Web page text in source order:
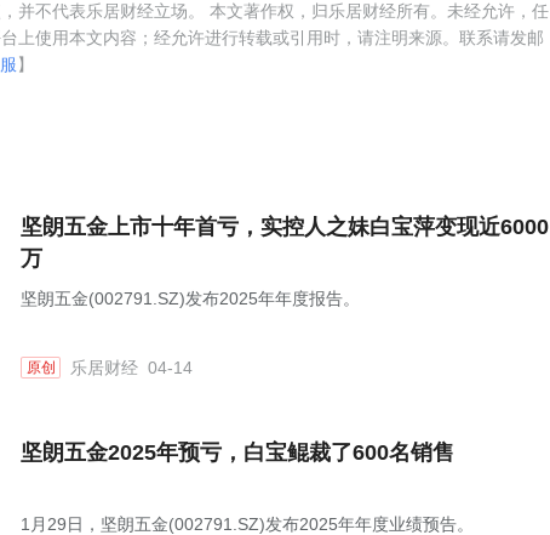
并不代表乐居财经立场。 本文著作权，归乐居财经所有。未经允许，任
上使用本文内容；经允许进行转载或引用时，请注明来源。联系请发邮
】
坚朗五金上市十年首亏，实控人之妹白宝萍变现近6000
万
坚朗五金(002791.SZ)发布2025年年度报告。
原创 乐居财经 04-14
坚朗五金2025年预亏，白宝鲲裁了600名销售
1月29日，坚朗五金(002791.SZ)发布2025年年度业绩预告。